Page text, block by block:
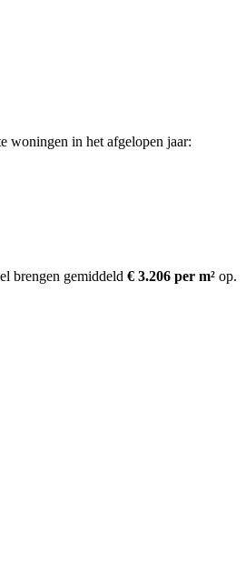
woningen in het afgelopen jaar:
brengen gemiddeld € 3.206 per m² op.